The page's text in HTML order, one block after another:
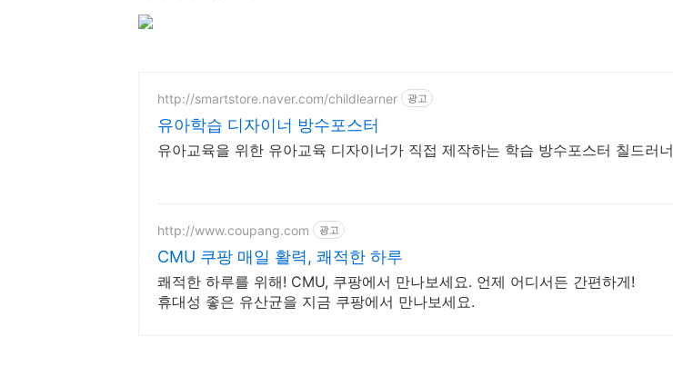
http://smartstore.naver.com/childlearner 광고
유아학습 디자이너 방수포스터
유아교육을 위한 유아교육 디자이너가 직접 제작하는 학습 방수포스터 칠드러너
http://www.coupang.com 광고
CMU 쿠팡 매일 활력, 쾌적한 하루
쾌적한 하루를 위해! CMU, 쿠팡에서 만나보세요. 언제 어디서든 간편하게!
휴대성 좋은 유산균을 지금 쿠팡에서 만나보세요.